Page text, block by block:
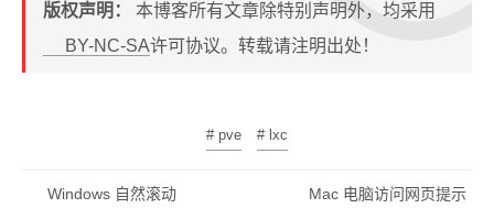
版权声明： 本博客所有文章除特别声明外，均采用
BY-NC-SA许可协议。转载请注明出处！
# pve # lxc
Windows 自然滚动 Mac 电脑访问网页提示